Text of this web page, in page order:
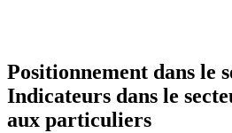
Positionnement dans le
Indicateurs dans le
aux particuliers